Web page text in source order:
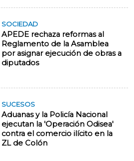
SOCIEDAD
APEDE rechaza reformas al
Reglamento de la Asamblea
por asignar ejecución de obras a
diputados
SUCESOS
Aduanas y la Policía Nacional
ejecutan la 'Operación Odisea'
contra el comercio ilícito en la
ZL de Colón